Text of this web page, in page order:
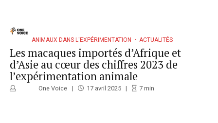
ANIMAUX DANS L'EXPÉRIMENTATION ACTUALITÉS
Les macaques importés d’Afrique et
d’Asie au cœur des chiffres 2023 de
l’expérimentation animale
One Voice 17 avril 2025 7min